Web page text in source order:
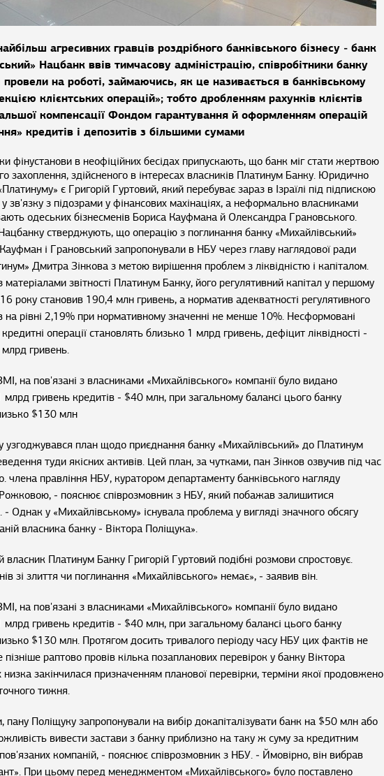
агресивних гравців роздрібного банківського бізнесу ‒ банк
Нацбанк ввів тимчасову адміністрацію, співробітники банку
провели на роботі, займаючись, як це називається в банківському
клієнтських операцій»; тобто дробленням рахунків клієнтів
компенсації Фондом гарантування й оформленням операцій
кредитів і депозитів з більшими сумами
фінустанови в неофіційних бесідах припускають, що банк міг стати жертвою
захоплення, здійсненого в інтересах власників Платинум Банку. Юридично
є Григорій Гуртовий, який перебуває зараз в Ізраїлі під підпискою
у зв'язку з підозрами у фінансових махінаціях, а неформально власниками
одеських бізнесменів Бориса Кауфмана й Олександра Грановського.
стверджують, що операцію з поглинання банку «Михайлівський»
і Грановський запропонували в НБУ через главу наглядової ради
Дмитра Зінкова з метою вирішення проблем з ліквідністю і капіталом.
матеріалами звітності Платинум Банку, його регулятивний капітал у першому
року становив 190,4 млн гривень, а норматив адекватності регулятивного
на рівні 2,19% при нормативному значенні не менше 10%. Несформовані
операції становлять близько 1 млрд гривень, дефіцит ліквідності ‒
гривень.
на пов'язані з власниками «Михайлівського» компанії було видано
млрд гривень кредитів ‒ $40 млн, при загальному балансі цього банку
$130 млн
узгоджувався план щодо приєднання банку «Михайлівський» до Платинум
туди якісних активів. Цей план, за чутками, пан Зінков озвучив під час
члена правління НБУ, куратором департаменту банківського нагляду
‒ пояснює співрозмовник з НБУ, який побажав залишитися
‒ Однак у «Михайлівському» існувала проблема у вигляді значного обсягу
власника банку ‒ Віктора Поліщука».
Платинум Банку Григорій Гуртовий подібні розмови спростовує.
зі злиття чи поглинання «Михайлівського» немає», ‒ заявив він.
на пов'язані з власниками «Михайлівського» компанії було видано
млрд гривень кредитів ‒ $40 млн, при загальному балансі цього банку
$130 млн. Протягом досить тривалого періоду часу НБУ цих фактів не
пізніше раптово провів кілька позапланових перевірок у банку Віктора
низка закінчилася призначенням планової перевірки, терміни якої продовжено
тижня.
пану Поліщуку запропонували на вибір докапіталізувати банк на $50 млн або
вивести застави з банку приблизно на таку ж суму за кредитним
компаній, ‒ пояснює співрозмовник з НБУ. ‒ Ймовірно, він вибрав
При цьому перед менеджментом «Михайлівського» було поставлено